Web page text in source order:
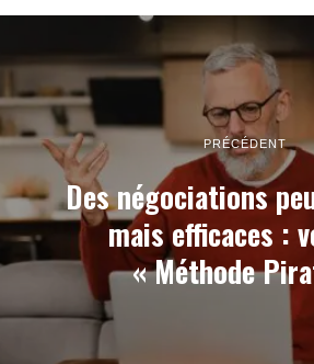
PRÉCÉDENT
Des négociations
mais efficaces :
« Méthode